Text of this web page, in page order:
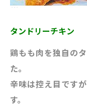
タンドリーチキン
鶏もも肉を独自の
た。
辛味は控え目です
す。